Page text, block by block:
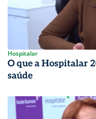
Hospitalar
O que a Hospitalar
saúde